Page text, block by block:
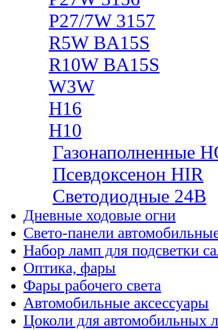
P27/7W 3157
R5W BA15S
R10W BA15S
W3W
H16
H10
Газонаполненные
Псевдоксенон HIR
Cветодиодные 24B
Дневные ходовые огни
Свето-панели
Набор ламп для подсветки
Оптика, фары
Фары рабочего света
Автомобильные аксессуары
Цоколи для автомобильных